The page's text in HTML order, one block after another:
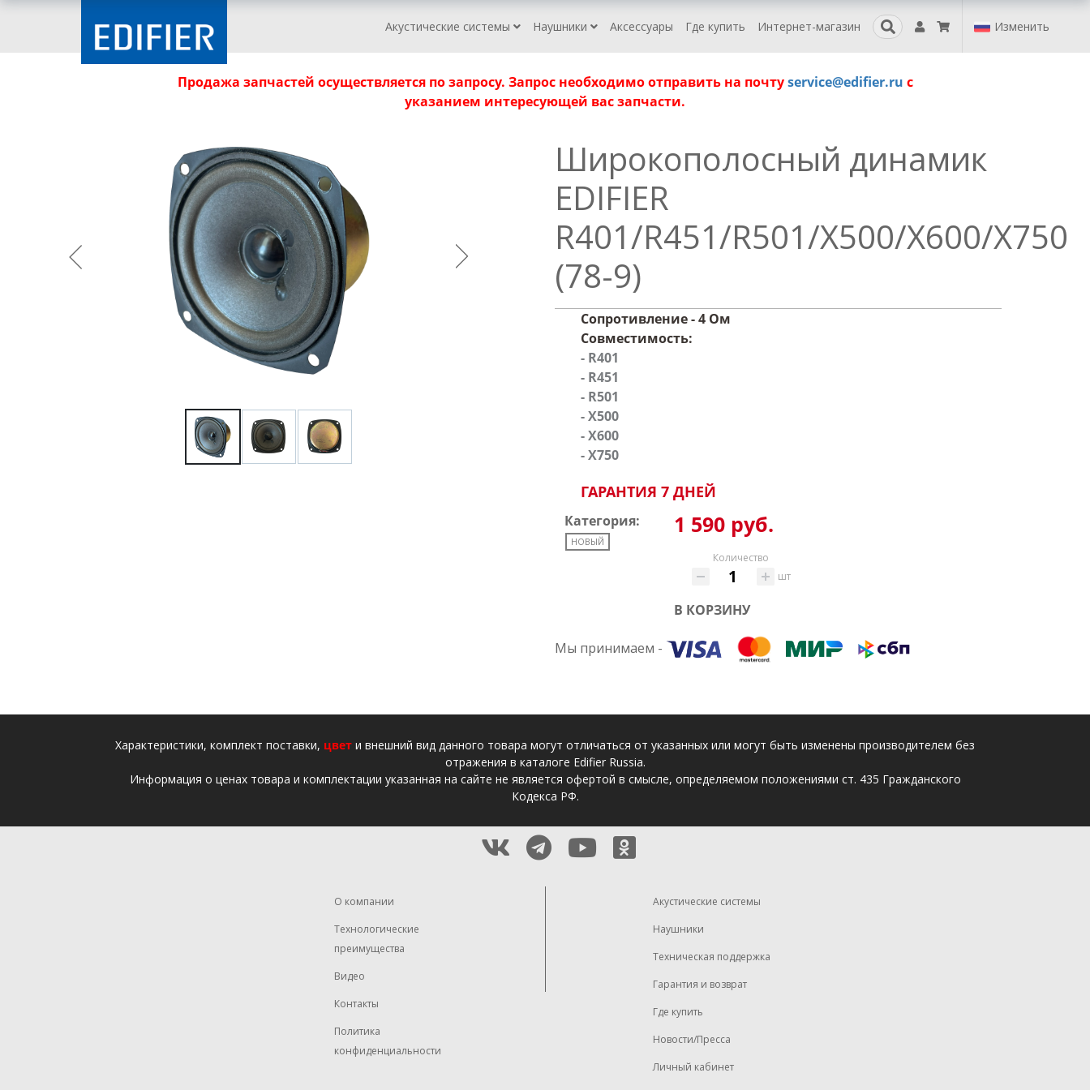
Акустические системы Наушники Аксессуары Где купить Интернет-магазин Изменить
Продажа запчастей осуществляется по запросу. Запрос необходимо отправить на почтуservice@edifier.ru с
указанием интересующей вас запчасти.
Широкополосный динамик
EDIFIER
R401/R451/R501/X500/X600/X750
(78-9)
Сопротивление - 4 Ом
Совместимость:
- R401
- R451
- R501
- X500
- X600
- X750
ГАРАНТИЯ 7 ДНЕЙ
Категория:
НОВЫЙ
1 590 руб.
Количество
шт
В КОРЗИНУ
Мы принимаем -
Xарактеристики, комплект поставки, цвет и внешний вид данного товара могут отличаться от указанных или могут быть изменены производителем без
отражения в каталоге Edifier Russia.
Информация о ценах товара и комплектации указанная на сайте не является офертой в смысле, определяемом положениями ст. 435 Гражданского
Кодекса РФ.
О компании
Технологические
преимущества
Видео
Контакты
Политика
конфиденциальности
Акустические системы
Наушники
Техническая поддержка
Гарантия и возврат
Где купить
Новости/Пресса
Личный кабинет